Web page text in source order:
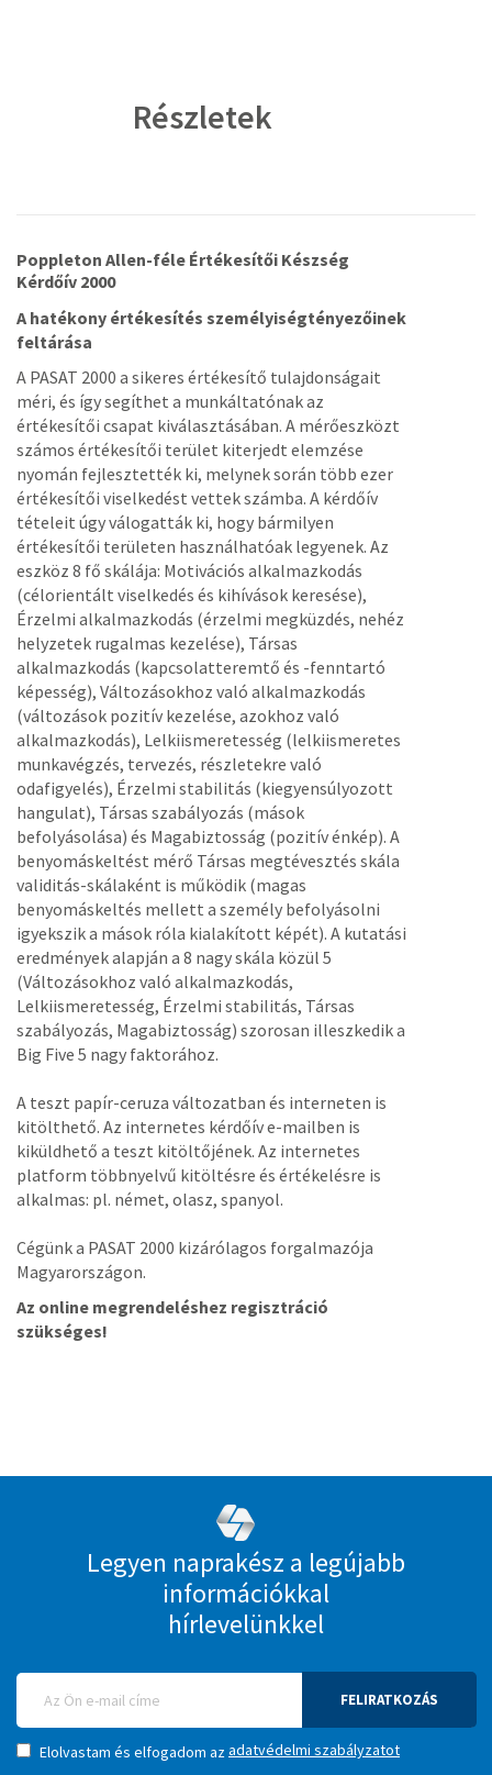
Részletek
Poppleton Allen-féle Értékesítői Készség
Kérdőív 2000
A hatékony értékesítés személyiségtényezőinek
feltárása
A PASAT 2000 a sikeres értékesítő tulajdonságait
méri, és így segíthet a munkáltatónak az
értékesítői csapat kiválasztásában. A mérőeszközt
számos értékesítői terület kiterjedt elemzése
nyomán fejlesztették ki, melynek során több ezer
értékesítői viselkedést vettek számba. A kérdőív
tételeit úgy válogatták ki, hogy bármilyen
értékesítői területen használhatóak legyenek. Az
eszköz 8 fő skálája: Motivációs alkalmazkodás
(célorientált viselkedés és kihívások keresése),
Érzelmi alkalmazkodás (érzelmi megküzdés, nehéz
helyzetek rugalmas kezelése), Társas
alkalmazkodás (kapcsolatteremtő és -fenntartó
képesség), Változásokhoz való alkalmazkodás
(változások pozitív kezelése, azokhoz való
alkalmazkodás), Lelkiismeretesség (lelkiismeretes
munkavégzés, tervezés, részletekre való
odafigyelés), Érzelmi stabilitás (kiegyensúlyozott
hangulat), Társas szabályozás (mások
befolyásolása) és Magabiztosság (pozitív énkép). A
benyomáskeltést mérő Társas megtévesztés skála
validitás-skálaként is működik (magas
benyomáskeltés mellett a személy befolyásolni
igyekszik a mások róla kialakított képét). A kutatási
eredmények alapján a 8 nagy skála közül 5
(Változásokhoz való alkalmazkodás,
Lelkiismeretesség, Érzelmi stabilitás, Társas
szabályozás, Magabiztosság) szorosan illeszkedik a
Big Five 5 nagy faktorához.
A teszt papír-ceruza változatban és interneten is
kitölthető. Az internetes kérdőív e-mailben is
kiküldhető a teszt kitöltőjének. Az internetes
platform többnyelvű kitöltésre és értékelésre is
alkalmas: pl. német, olasz, spanyol.
Cégünk a PASAT 2000 kizárólagos forgalmazója
Magyarországon.
Az online megrendeléshez regisztráció
szükséges!
Legyen naprakész a legújabb
információkkal
hírlevelünkkel
FELIRATKOZÁS
Elolvastam és elfogadom azadatvédelmi szabályzatot